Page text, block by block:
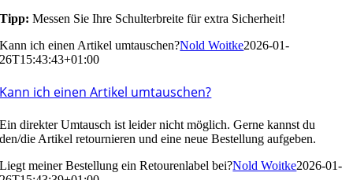
Tipp: Messen Sie Ihre Schulterbreite für extra Sicherheit!
Kann ich einen Artikel umtauschen?Nold Woitke2026-01-
26T15:43:43+01:00
Kann ich einen Artikel umtauschen?
Ein direkter Umtausch ist leider nicht möglich. Gerne kannst du
den/die Artikel retournieren und eine neue Bestellung aufgeben.
Liegt meiner Bestellung ein Retourenlabel bei?Nold Woitke2026-01-